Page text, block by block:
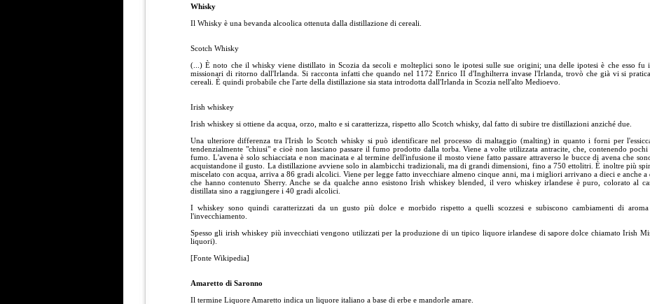
Whisky
Il Whisky è una bevanda alcoolica ottenuta dalla distillazione di cereali.
Scotch Whisky
(...) È noto che il whisky viene distillato in Scozia da secoli e molteplici sono le ipotesi sulle sue origini; una delle ipotesi è che esso fu
missionari di ritorno dall'Irlanda. Si racconta infatti che quando nel 1172 Enrico II d'Inghilterra invase l'Irlanda, trovò che già vi si
cereali. È quindi probabile che l'arte della distillazione sia stata introdotta dall'Irlanda in Scozia nell'alto Medioevo.
Irish whiskey
Irish whiskey si ottiene da acqua, orzo, malto e si caratterizza, rispetto allo Scotch whisky, dal fatto di subire tre distillazioni anziché due.
Una ulteriore differenza tra l'Irish lo Scotch whisky si può identificare nel processo di maltaggio (malting) in quanto i forni per
tendenzialmente "chiusi" e cioè non lasciano passare il fumo prodotto dalla torba. Viene a volte utilizzata antracite, che, contenendo
fumo. L'avena è solo schiacciata e non macinata e al termine dell'infusione il mosto viene fatto passare attraverso le bucce di avena che
acquistandone il gusto. La distillazione avviene solo in alambicchi tradizionali, ma di grandi dimensioni, fino a 750 ettolitri. È inoltre più
miscelato con acqua, arriva a 86 gradi alcolici. Viene per legge fatto invecchiare almeno cinque anni, ma i migliori arrivano a dieci e anche
che hanno contenuto Sherry. Anche se da qualche anno esistono Irish whiskey blended, il vero whiskey irlandese è puro, colorato al
distillata sino a raggiungere i 40 gradi alcolici.
I whiskey sono quindi caratterizzati da un gusto più dolce e morbido rispetto a quelli scozzesi e subiscono cambiamenti di
l'invecchiamento.
Spesso gli irish whiskey più invecchiati vengono utilizzati per la produzione di un tipico liquore irlandese di sapore dolce chiamato Irish
liquori).
[Fonte Wikipedia]
Amaretto di Saronno
Il termine Liquore Amaretto indica un liquore italiano a base di erbe e mandorle amare.